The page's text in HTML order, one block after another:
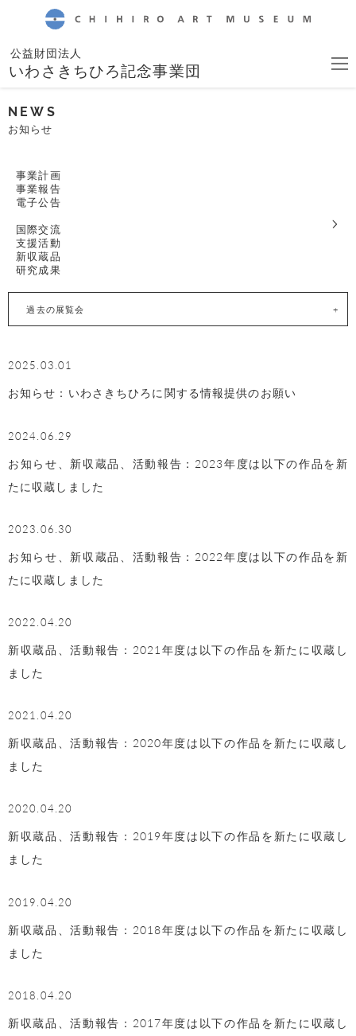
公益財団法人
いわさきちひろ記念事業団
NEWS
お知らせ
事業計画
事業報告
電子公告
国際交流
支援活動
新収蔵品
研究成果
過去の展覧会
2025.03.01
お知らせ：いわさきちひろに関する情報提供のお願い
2024.06.29
お知らせ、新収蔵品、活動報告：2023年度は以下の作品を新
たに収蔵しました
2023.06.30
お知らせ、新収蔵品、活動報告：2022年度は以下の作品を新
たに収蔵しました
2022.04.20
新収蔵品、活動報告：2021年度は以下の作品を新たに収蔵し
ました
2021.04.20
新収蔵品、活動報告：2020年度は以下の作品を新たに収蔵し
ました
2020.04.20
新収蔵品、活動報告：2019年度は以下の作品を新たに収蔵し
ました
2019.04.20
新収蔵品、活動報告：2018年度は以下の作品を新たに収蔵し
ました
2018.04.20
新収蔵品、活動報告：2017年度は以下の作品を新たに収蔵し